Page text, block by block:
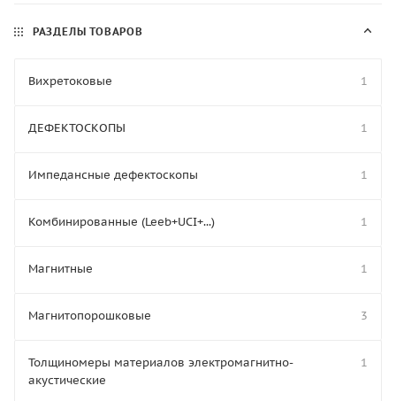
РАЗДЕЛЫ ТОВАРОВ
Вихретоковые 1
ДЕФЕКТОСКОПЫ 1
Импедансные дефектоскопы 1
Комбинированные (Leeb+UCI+...) 1
Магнитные 1
Магнитопорошковые 3
Толщиномеры материалов электромагнитно-
акустические
1